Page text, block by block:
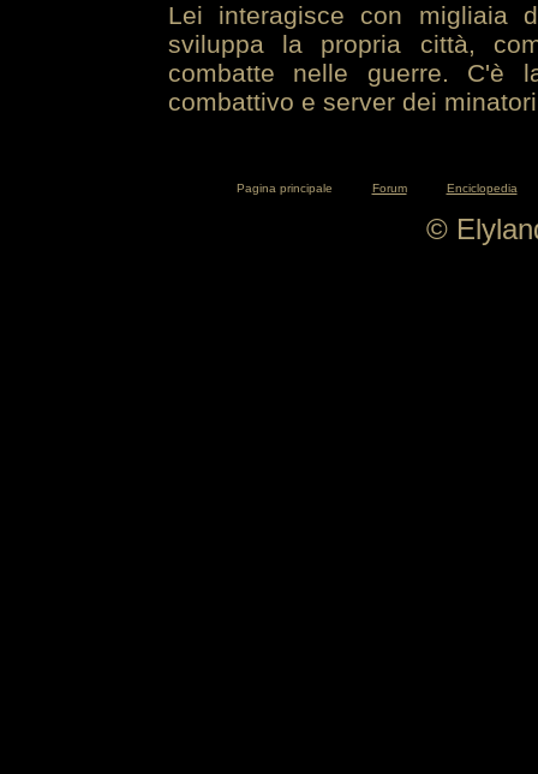
Lei interagisce con migliaia
sviluppa la propria città,
combatte nelle guerre. C'è
combattivo e server dei
Pagina principale Forum Enciclopedia
©